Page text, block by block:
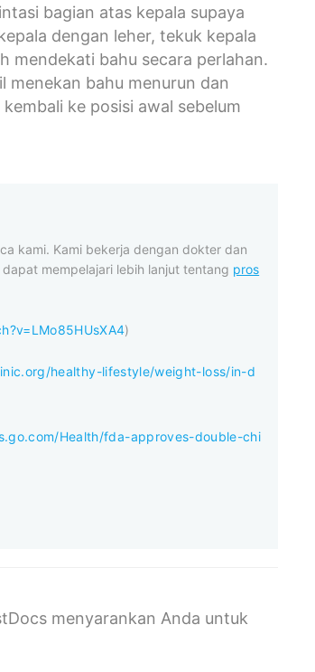
bagian atas kepala supaya
dengan leher, tekuk kepala
mendekati bahu secara perlahan.
menekan bahu menurun dan
ke posisi awal sebelum
kami. Kami bekerja dengan dokter dan
mempelajari lebih lanjut tentang pros
)
healthy-lifestyle/weight-loss/in-d
Health/fda-approves-double-chi
menyarankan Anda untuk